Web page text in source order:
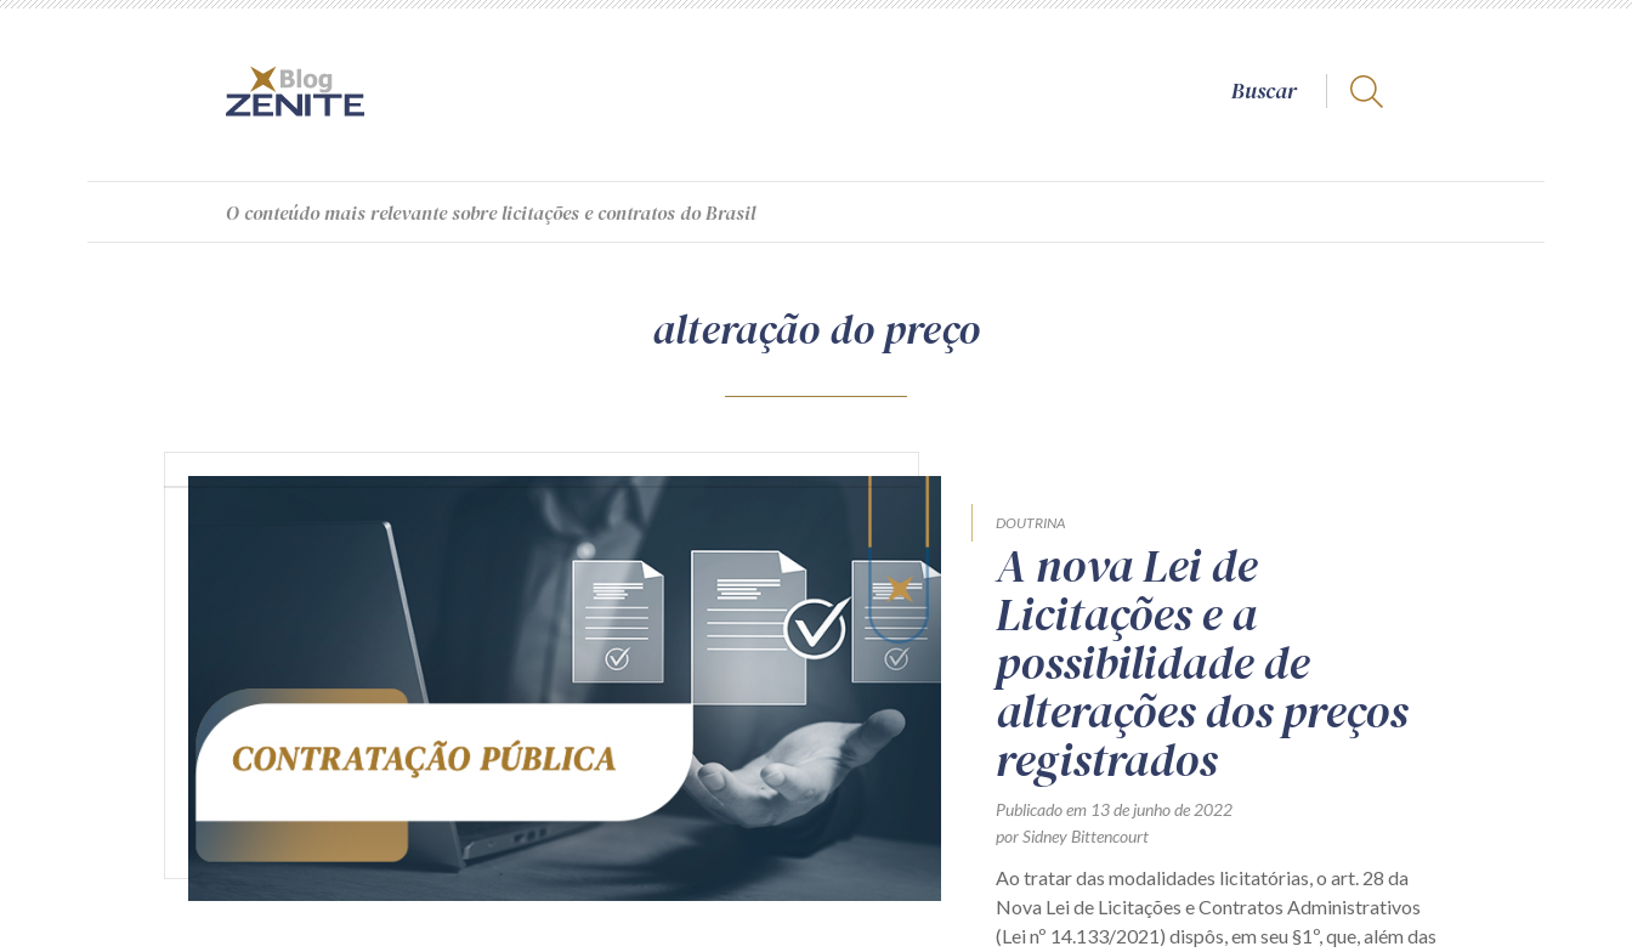
O conteúdomais relevante sobre licitações e contratos do Brasil
alteração do preço
DOUTRINA
A nova Lei de
Licitações e a
possibilidade de
alterações dos preços
registrados
Publicado em 13 de junho de 2022
por Sidney Bittencourt
Ao tratar das modalidades licitatórias, o art. 28 da
Nova Lei de Licitações e Contratos Administrativos
(Lei nº 14.133/2021) dispôs, em seu §1º, que, além das